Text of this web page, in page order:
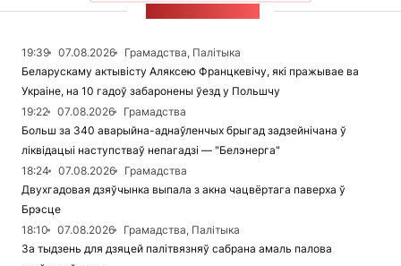
19:39 07.08.2026
Грамадства, Палітыка
Беларускаму актывісту Аляксею Францкевічу, які пражывае ва
Украіне, на 10 гадоў забаронены ўезд у Польшчу
19:22
07.08.2026
Грамадства
Больш за 340 аварыйна-аднаўленчых брыгад задзейнічана ў
ліквідацыі наступстваў непагадзі — "Белэнерга"
18:24
07.08.2026
Грамадства
Двухгадовая дзяўчынка выпала з акна чацвёртага паверха ў
Брэсце
18:10
07.08.2026
Грамадства, Палітыка
За тыдзень для дзяцей палітвязняў сабрана амаль палова